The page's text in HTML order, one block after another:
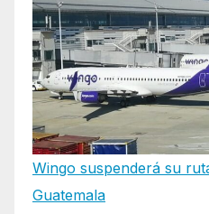
Wingo suspenderá su
Guatemala